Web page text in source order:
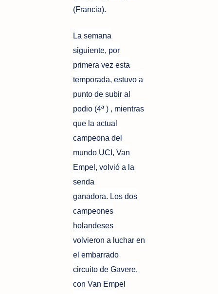
(Francia).
La semana
siguiente, por
primera vez esta
temporada, estuvo a
punto de subir al
podio (4ª ) , mientras
que la actual
campeona del
mundo UCI, Van
Empel, volvió a la
senda
ganadora. Los dos
campeones
holandeses
volvieron a luchar en
el embarrado
circuito de Gavere,
con Van Empel